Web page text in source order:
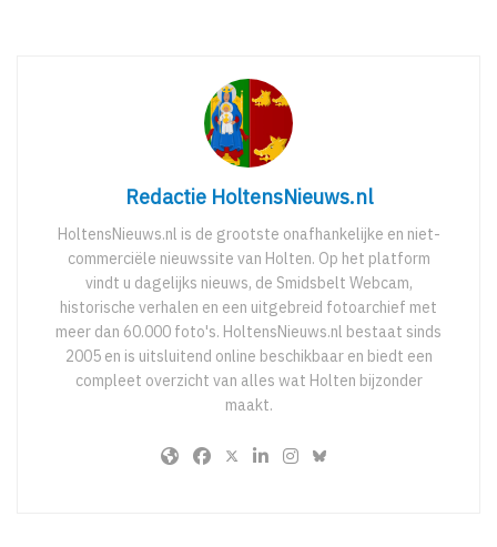
Redactie HoltensNieuws.nl
HoltensNieuws.nl is de grootste onafhankelijke en niet-
commerciële nieuwssite van Holten. Op het platform
vindt u dagelijks nieuws, de Smidsbelt Webcam,
historische verhalen en een uitgebreid fotoarchief met
meer dan 60.000 foto's. HoltensNieuws.nl bestaat sinds
2005 en is uitsluitend online beschikbaar en biedt een
compleet overzicht van alles wat Holten bijzonder
maakt.